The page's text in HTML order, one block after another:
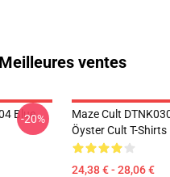
Meilleures ventes
Blue
-20%
Maze Cult
Öyster Cult T-Shirts
24,38 € - 28,06 €